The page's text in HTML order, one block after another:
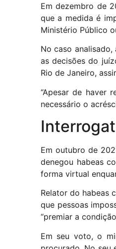
Em dezembro de
que a medida é
Ministério Público
No caso
as decisões do
Rio de Janeiro,
“Apesar de haver
necessário o
Em outubro de
denegou habeas
forma virtual
Relator do habeas
que pessoas
“premiar a
Em seu voto, o